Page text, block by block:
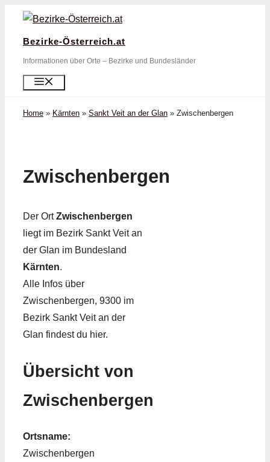
Zum
springen
Bezirke-Österreich.at
Informationen über Orte – Bezirke und Bundesländer
Home » Kärnten » Sankt Veit an der Glan » Zwischenbergen
Zwischenbergen
Der OrtZwischenbergen
liegt im Bezirk Sankt Veit an
der Glan im Bundesland
Kärnten.
Alle Infos über
Zwischenbergen, 9300 im
Bezirk Sankt Veit an der
Glan findest du hier.
Übersicht von
Zwischenbergen
Ortsname:
Zwischenbergen